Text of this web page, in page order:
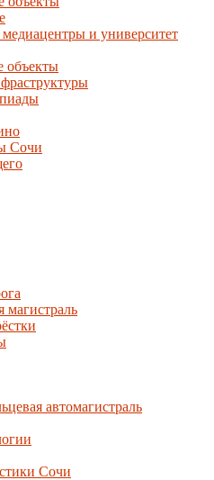
и университет
объекты
Сочи
магистраль
автомагистраль
Сочи